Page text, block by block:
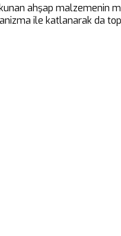
ahşap malzemenin
ile katlanarak da